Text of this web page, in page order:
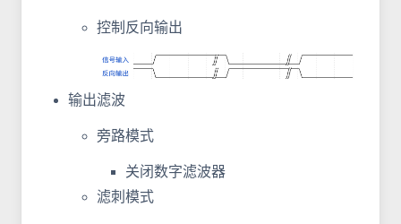
控制反向输出
输出滤波
旁路模式
关闭数字滤波器
滤刺模式